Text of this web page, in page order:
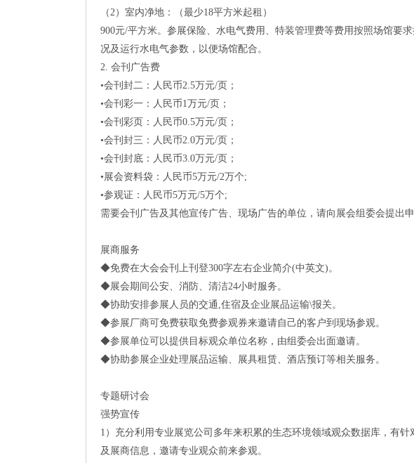
（2）室内净地：（最少18平方米起租）
900元/平方米。参展保险、水电气费用、特装管理费等费用按照场馆要
况及运行水电气参数，以便场馆配合。
2. 会刊广告费
•会刊封二：人民币2.5万元/页；
•会刊彩一：人民币1万元/页；
•会刊彩页：人民币0.5万元/页；
•会刊封三：人民币2.0万元/页；
•会刊封底：人民币3.0万元/页；
•展会资料袋：人民币5万元/2万个;
•参观证：人民币5万元/5万个;
需要会刊广告及其他宣传广告、现场广告的单位，请向展会组委会提出申
展商服务
◆免费在大会会刊上刊登300字左右企业简介(中英文)。
◆展会期间公安、消防、清洁24小时服务。
◆协助安排参展人员的交通,住宿及企业展品运输\报关。
◆参展厂商可免费获取免费参观券来邀请自己的客户到现场参观。
◆参展单位可以提供目标观众单位名称，由组委会出面邀请。
◆协助参展企业处理展品运输、展具租赁、酒店预订等相关服务。
专题研讨会
强势宣传
1）充分利用专业展览公司多年来积累的生态环境领域观众数据库，有
及展商信息，邀请专业观众前来参观。